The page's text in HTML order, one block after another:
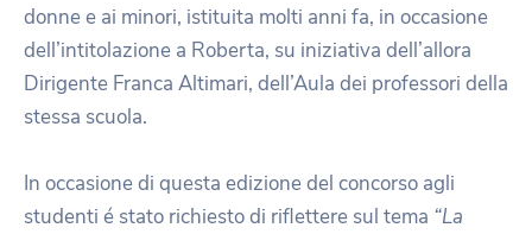
donne e ai minori, istituita molti anni fa, in occasione
dell’intitolazione a Roberta, su iniziativa dell’allora
Dirigente Franca Altimari, dell’Aula dei professori della
stessa scuola.
In occasione di questa edizione del concorso agli
studenti é stato richiesto di riflettere sul tema “La